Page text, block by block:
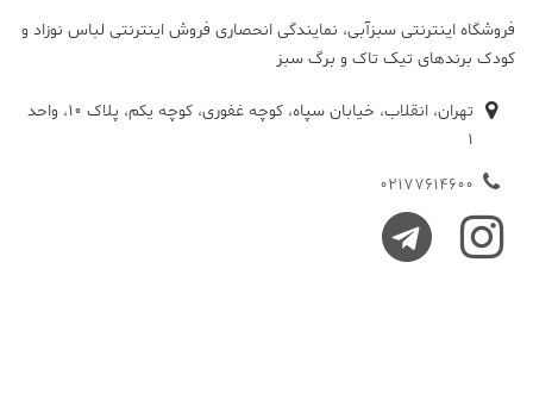
فروشگاه اینترنتی سبزآبی، نمایندگی انحصاری فروش اینترنتی لباس نوزاد و
کودک برندهای تیک تاک و برگ سبز
تهران، انقلاب، خیابان سپاه، کوچه غفوری، کوچه یکم، پلاک 10، واحد
1
02177614600